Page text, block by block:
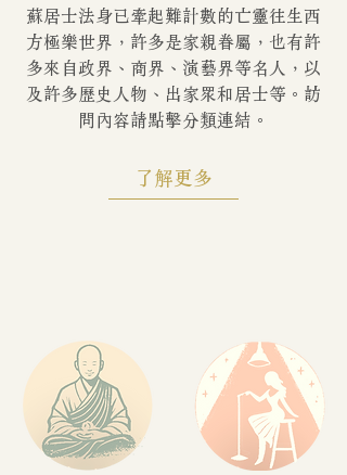
蘇居士法身已牽起難計數的亡靈往生西
方極樂世界，許多是家親眷屬，也有許
多來自政界、商界、演藝界等名人，以
及許多歷史人物、出家眾和居士等。訪
問內容請點擊分類連結。
了解更多